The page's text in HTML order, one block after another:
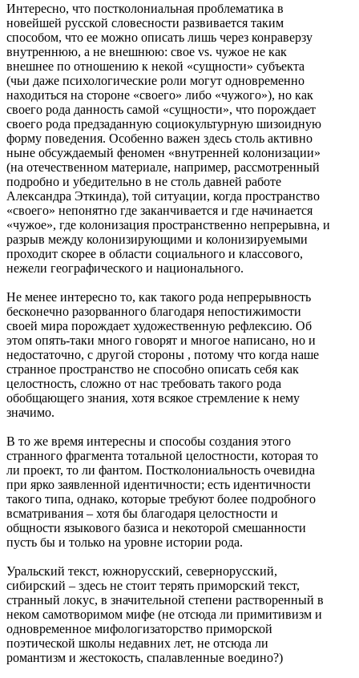
Интересно, что постколониальная проблематика в
новейшей русской словесности развивается таким
способом, что ее можно описать лишь через конраверзу
внутреннюю, а не внешнюю: свое vs. чужое не как
внешнее по отношению к некой «сущности» субъекта
(чьи даже психологические роли могут одновременно
находиться на стороне «своего» либо «чужого»), но как
своего рода данность самой «сущности», что порождает
своего рода предзаданную социокультурную шизоидную
форму поведения. Особенно важен здесь столь активно
ныне обсуждаемый феномен «внутренней колонизации»
(на отечественном материале, например, рассмотренный
подробно и убедительно в не столь давней работе
Александра Эткинда), той ситуации, когда пространство
«своего» непонятно где заканчивается и где начинается
«чужое», где колонизация пространственно непрерывна, и
разрыв между колонизирующими и колонизируемыми
проходит скорее в области социального и классового,
нежели географического и национального.
Не менее интересно то, как такого рода непрерывность
бесконечно разорванного благодаря непостижимости
своей мира порождает художественную рефлексию. Об
этом опять-таки много говорят и многое написано, но и
недостаточно, с другой стороны , потому что когда наше
странное пространство не способно описать себя как
целостность, сложно от нас требовать такого рода
обобщающего знания, хотя всякое стремление к нему
значимо.
В то же время интересны и способы создания этого
странного фрагмента тотальной целостности, которая то
ли проект, то ли фантом. Постколониальность очевидна
при ярко заявленной идентичности; есть идентичности
такого типа, однако, которые требуют более подробного
всматривания – хотя бы благодаря целостности и
общности языкового базиса и некоторой смешанности
пусть бы и только на уровне истории рода.
Уральский текст, южнорусский, севернорусский,
сибирский – здесь не стоит терять приморский текст,
странный локус, в значительной степени растворенный в
неком самотворимом мифе (не отсюда ли примитивизм и
одновременное мифологизаторство приморской
поэтической школы недавних лет, не отсюда ли
романтизм и жестокость, спалавленные воедино?)